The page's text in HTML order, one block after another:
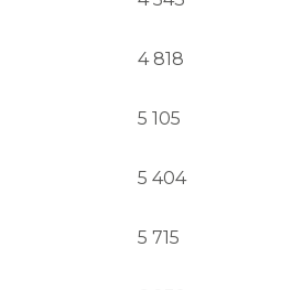
4 818
5 105
5 404
5 715